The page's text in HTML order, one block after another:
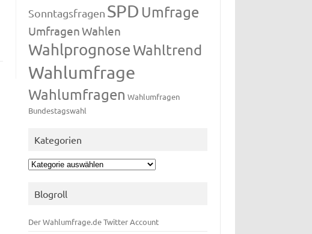
Sonntagsfragen SPD Umfrage
UmfragenWahlen
WahlprognoseWahltrend
Wahlumfrage
Wahlumfragen Wahlumfragen
Bundestagswahl
Kategorien
Kategorien
Blogroll
Der Wahlumfrage.de Twitter Account